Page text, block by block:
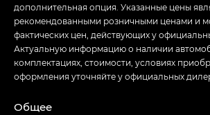
дополнительная опция. Указанные цены
рекомендованными розничными ценами и
фактических цен, действующих у
Актуальную информацию о наличии
комплектациях, стоимости, условиях
оформления уточняйте у официальных
Общее